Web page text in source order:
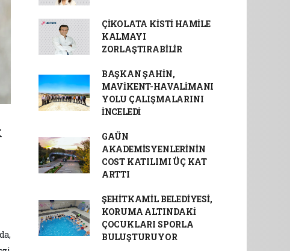
ÇİKOLATA KİSTİ HAMİLE
KALMAYI
ZORLAŞTIRABİLİR
BAŞKAN ŞAHİN,
MAVİKENT-HAVALİMANI
YOLU ÇALIŞMALARINI
İNCELEDİ
GAÜN
AKADEMİSYENLERİNİN
COST KATILIMI ÜÇ KAT
ARTTI
ŞEHİTKAMİL BELEDİYESİ,
KORUMA ALTINDAKİ
ÇOCUKLARI SPORLA
BULUŞTURUYOR